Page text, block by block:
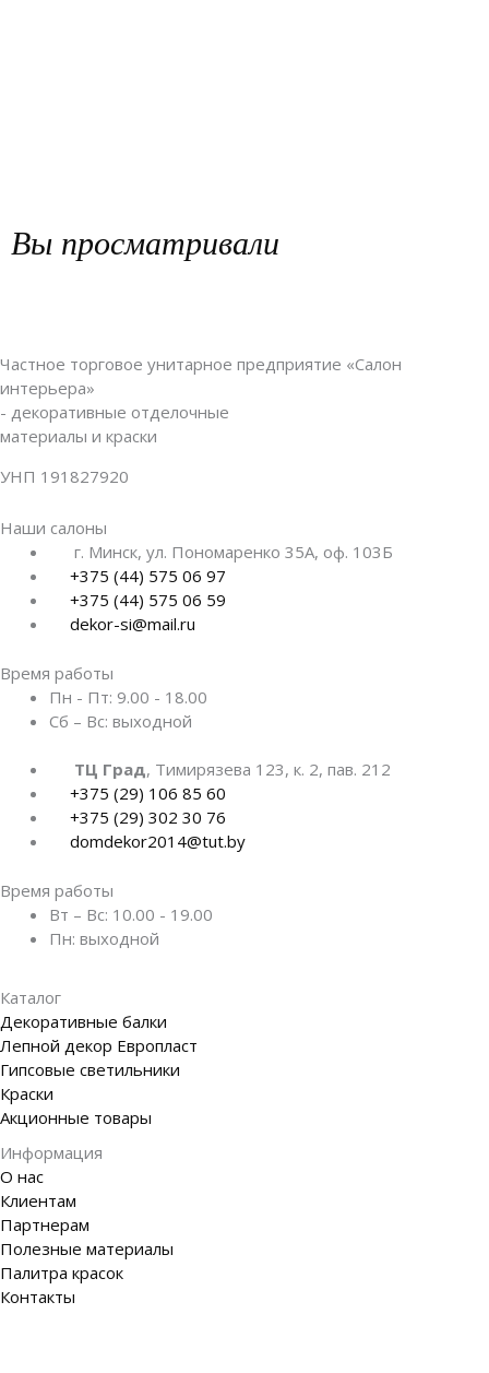
Вы просматривали
Частное торговое унитарное предприятие «Салон
интерьера»
- декоративные отделочные
материалы и краски
УНП 191827920
Наши салоны
г. Минск, ул. Пономаренко 35А, оф. 103Б
+375 (44) 575 06 97
+375 (44) 575 06 59
dekor-si@mail.ru
Время работы
Пн - Пт: 9.00 - 18.00
Сб – Вс: выходной
ТЦ Град, Тимирязева 123, к. 2, пав. 212
+375 (29) 106 85 60
+375 (29) 302 30 76
domdekor2014@tut.by
Время работы
Вт – Вс: 10.00 - 19.00
Пн: выходной
Каталог
Декоративные балки
Лепной декор Европласт
Гипсовые светильники
Краски
Акционные товары
Информация
О нас
Клиентам
Партнерам
Полезные материалы
Палитра красок
Контакты